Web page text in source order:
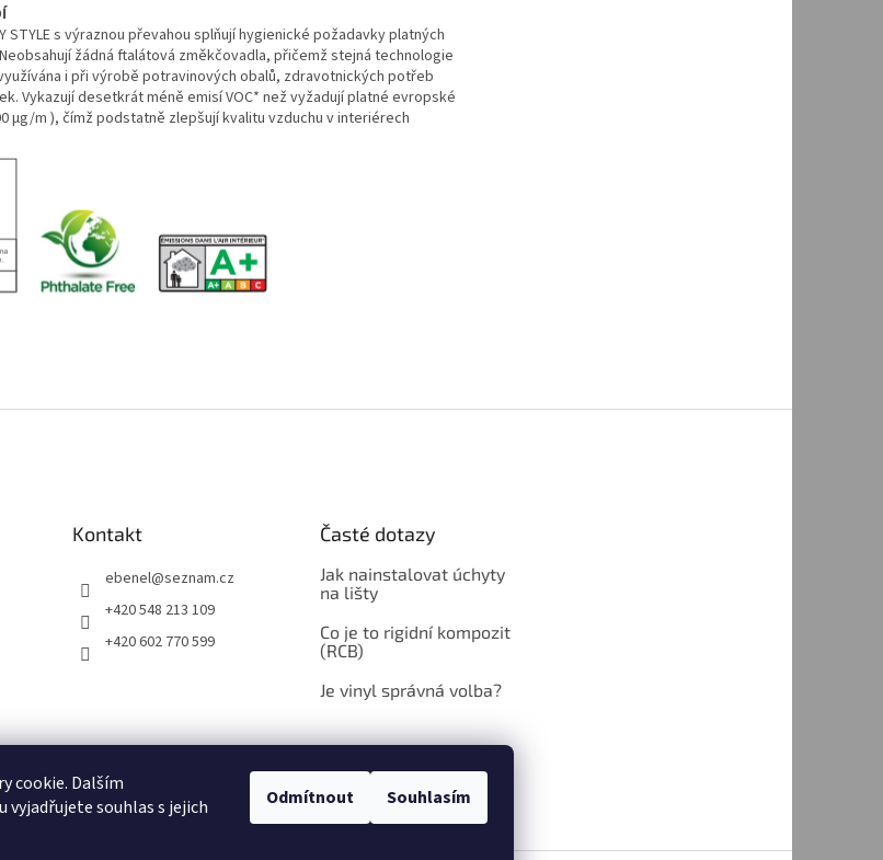
cookie. Dalším
souhlas s jejich
Odmítnout Souhlasím
STYLE s výraznou převahou splňují hygienické požadavky platných
žádná ftalátová změkčovadla, přičemž stejná technologie
i při výrobě potravinových obalů, zdravotnických potřeb
Vykazují desetkrát méně emisí VOC* než vyžadují platné evropské
μg/m ), čímž podstatně zlepšují kvalitu vzduchu v interiérech
Kontakt
ebenel@seznam.cz
+420 548 213 109
+420 602 770 599
Časté dotazy
Jak nainstalovat úchyty
na lišty
Co je to rigidní kompozit
(RCB)
Je vinyl správná volba?
Heureka.cz Časté dotazy Ebenel - podlahové studio